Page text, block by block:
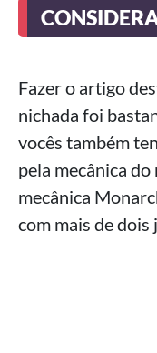
Fazer o artigo
nichada foi
vocês também
pela mecânica
mecânica
com mais de dois